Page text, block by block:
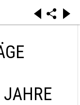
JAHRE